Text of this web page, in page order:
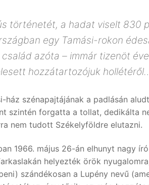
történetét, a hadat viselt 830
egy Tamási-rokon
azóta – immár tizenöt
hozzátartozójuk
szénapajtájának a padlásán
szintén forgatta a tollat, dedikálta
nem tudott Székelyföldre elutazni.
1966. május 26-án elhunyt nagy
helyezték örök
szándékosan a Lupény nevű